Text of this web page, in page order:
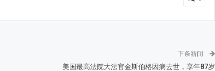
下条新闻
美国最高法院大法官金斯伯格因病去世，享年87岁